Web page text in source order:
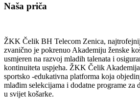
Naša priča
ŽKK Čelik BH Telecom Zenica,
zvanično je pokrenuo Akademiju ženske
usmjeren na razvoj mladih talenata i
kontinuiteta uspjeha. ŽKK Čelik
sportsko -edukativna platforma koja
mlađim selekcijama i dodatne programe za
u svijet košarke.